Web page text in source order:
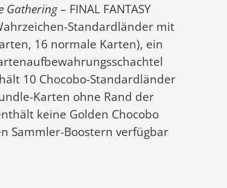
Gathering– FINAL FANTASY
Standardländer mit
16 normale Karten), ein
10 Chocobo-Standardländer
Karten ohne Rand der
keine Golden Chocobo
Sammler-Boostern verfügbar